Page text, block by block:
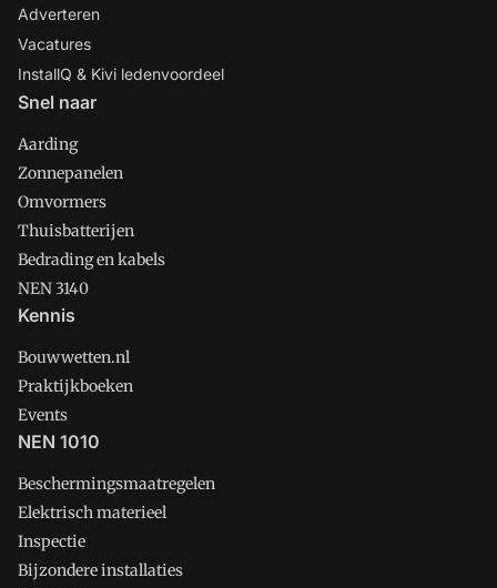
Adverteren
Vacatures
InstallQ & Kivi ledenvoordeel
Snel naar
Aarding
Zonnepanelen
Omvormers
Thuisbatterijen
Bedrading en kabels
NEN 3140
Kennis
Bouwwetten.nl
Praktijkboeken
Events
NEN 1010
Beschermingsmaatregelen
Elektrisch materieel
Inspectie
Bijzondere installaties